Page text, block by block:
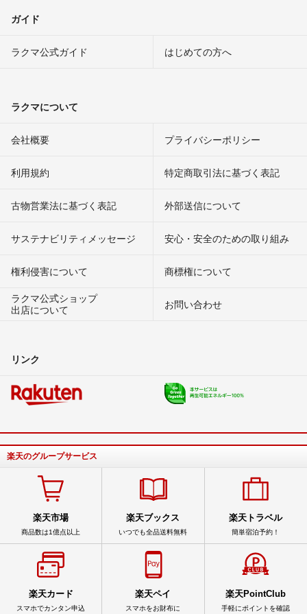
ガイド
ラクマ公式ガイド はじめての方へ
ラクマについて
会社概要 プライバシーポリシー
利用規約 特定商取引法に基づく表記
古物営業法に基づく表記 外部送信について
サステナビリティメッセージ 安心・安全のための取り組み
権利侵害について
商標権について
ラクマ公式ショップ
出店について
お問い合わせ
リンク
楽天のグループサービス
楽天市場
商品数は1億点以上
楽天ブックス
いつでも全品送料無料
楽天トラベル
簡単宿泊予約！
楽天カード
スマホでカンタン申込
楽天ペイ
スマホをお財布に
楽天PointClub
手軽にポイントを確認